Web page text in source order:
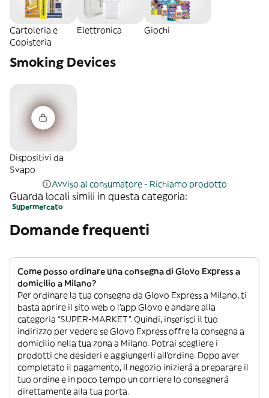
Cartoleria e
Copisteria
Elettronica Giochi
Smoking Devices
Dispositivi da
Svapo
Avviso al consumatore - Richiamo prodotto
Guarda locali simili in questa categoria:
Supermercato
Domande frequenti
Come posso ordinare una consegna di Glovo Express a
domicilio a Milano?
Per ordinare la tua consegna da Glovo Express a Milano, ti
basta aprire il sito web o l’app Glovo e andare alla
categoria “SUPER-MARKET”. Quindi, inserisci il tuo
indirizzo per vedere se Glovo Express offre la consegna a
domicilio nella tua zona a Milano. Potrai scegliere i
prodotti che desideri e aggiungerli all’ordine. Dopo aver
completato il pagamento, il negozio inizierà a preparare il
tuo ordine e in poco tempo un corriere lo consegnerà
direttamente alla tua porta.